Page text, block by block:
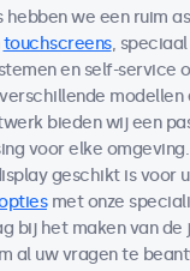
hebben we een ruim
touchscreens,
en self-service
modellen
bieden wij een
voor elke
geschikt is voor
met onze
bij het maken van de
al uw vragen te